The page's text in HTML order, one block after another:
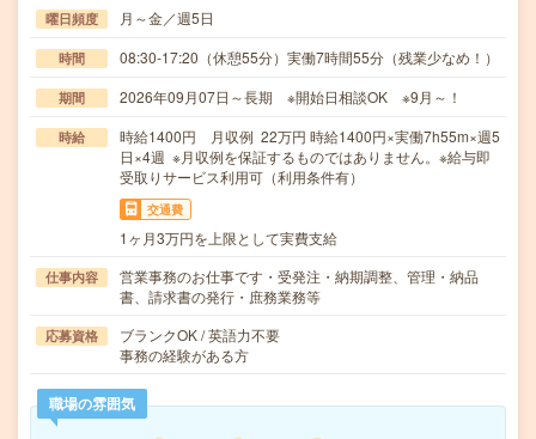
曜日頻度 月～金／週5日
時間 08:30-17:20（休憩55分）実働7時間55分（残業少なめ！）
期間 2026年09月07日～長期 ※開始日相談OK ※9月～！
時給
時給1400円 月収例 22万円 時給1400円×実働7h55m×週5
日×4週 ※月収例を保証するものではありません。※給与即
受取りサービス利用可（利用条件有）
交通費
1ヶ月3万円を上限として実費支給
仕事内容
営業事務のお仕事です・受発注・納期調整、管理・納品
書、請求書の発行・庶務業務等
応募資格
ブランクOK / 英語力不要
事務の経験がある方
職場の雰囲気